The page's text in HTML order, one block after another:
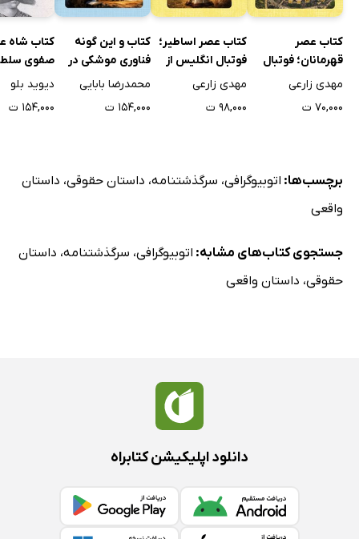
کتاب عصر
قهرمانان؛ فوتبال
مهدی زارعی
۷۰,۰۰۰ ت
کتاب عصر اساطیر؛
فوتبال انگلیس از
مهدی زارعی
۹۸,۰۰۰ ت
کتاب و این گونه
فناوری موشکی در
ایران شکل گرفت -
محمدرضا بابایی
۱۵۴,۰۰۰ ت
کتاب شاه
صفوی
که
دیوید بلو
۱۵۴,۰۰۰ ت
برچسب‌ها: اتوبیوگرافی، سرگذشتنامه، داستان حقوقی، داستان
واقعی
جستجوی کتاب‌های مشابه: اتوبیوگرافی، سرگذشتنامه، داستان
حقوقی، داستان واقعی
دانلود اپلیکیشن کتابراه